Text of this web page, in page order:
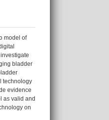
model of
bladder
technology
evidence
as valid and
on